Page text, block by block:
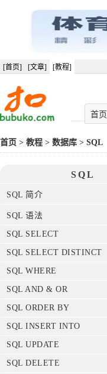
[首页] [文章] [教程]
首页
首页 > 教程 > 数据库 > SQL
SQL
SQL 简介
SQL 语法
SQL SELECT
SQL SELECT DISTINCT
SQL WHERE
SQL AND & OR
SQL ORDER BY
SQL INSERT INTO
SQL UPDATE
SQL DELETE